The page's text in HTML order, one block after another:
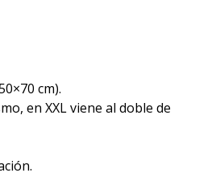
cm).
en XXL viene al doble de